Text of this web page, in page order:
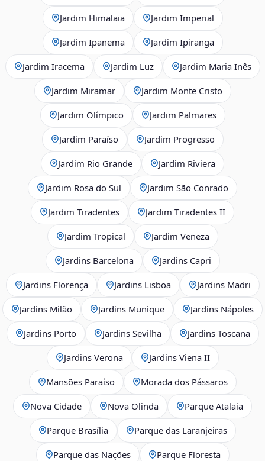
Jardim Himalaia Jardim Imperial
Jardim Ipanema Jardim Ipiranga
Jardim Iracema Jardim Luz Jardim Maria Inês
Jardim Miramar Jardim Monte Cristo
Jardim Olímpico Jardim Palmares
Jardim Paraíso Jardim Progresso
Jardim Rio Grande Jardim Riviera
Jardim Rosa do Sul Jardim São Conrado
Jardim Tiradentes Jardim Tiradentes II
Jardim Tropical Jardim Veneza
Jardins Barcelona Jardins Capri
Jardins Florença Jardins Lisboa Jardins Madri
Jardins Milão Jardins Munique Jardins Nápoles
Jardins Porto Jardins Sevilha Jardins Toscana
Jardins Verona Jardins Viena II
Mansões Paraíso Morada dos Pássaros
Nova Cidade Nova Olinda Parque Atalaia
Parque Brasília Parque das Laranjeiras
Parque das Nações Parque Floresta